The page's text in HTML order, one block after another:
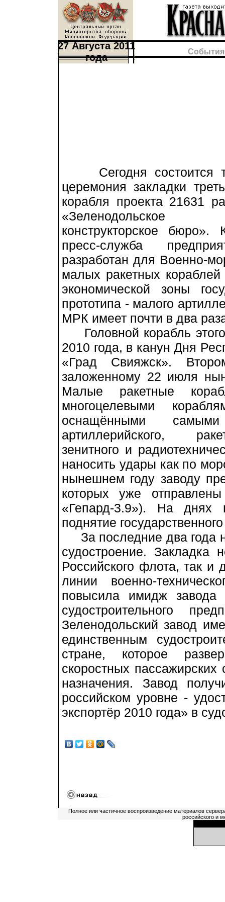
27 Августа 2011
года
Сегодня состоится
церемония закладки
корабля проекта 21631
«Зеленодольское
конструкторское бюро».
пресс-служба
разработан для Военно-
малых ракетных
экономической зоны
прототипа - малого
МРК имеет почти в два
Головной корабль
2010 года, в канун Дня
«Град Свияжск».
заложенному 22 июля
Малые ракетные
многоцелевыми
оснащёнными
артиллерийского,
зенитного и
наносить удары как по
нынешнем году заводу
которых уже
«Гепард-3.9»). На днях
поднятие
За последние два года
судостроение. Закладка
Российского флота, так и
линии военно-
повысила имидж завода
судостроительного
Зеленодольский завод
единственным
стране, которое
скоростных пассажирских
назначения. Завод
российском уровне -
экспортёр 2010 года» в
Полное или частичное воспроизведение материалов
российского и